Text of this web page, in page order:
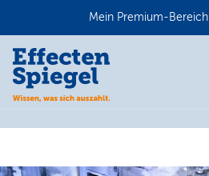
Mein Premium-Bereich